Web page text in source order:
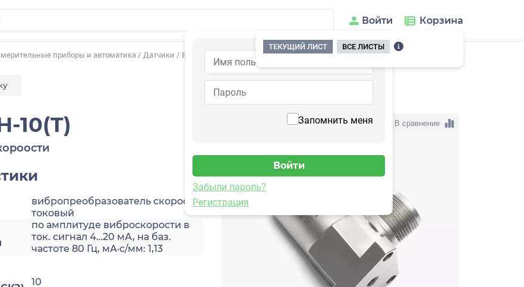
Войти
Запомнить меня
Забыли пароль?
Регистрация
Корзина
ТЕКУЩИЙ ЛИСТ
ВСЕ ЛИСТЫ
приборы и автоматика / Датчики / Виброскорости 2A204HH-10(T)
10(T)
вибропреобразователь скорости,
токовый
по амплитуде виброскорости в
ток. сигнал 4…20 мА, на баз.
частоте 80 Гц, мА·с/мм: 1,13
10
В сравнение